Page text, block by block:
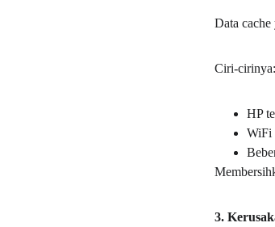
Data
Ciri-cirinya:
HP
WiFi
3.